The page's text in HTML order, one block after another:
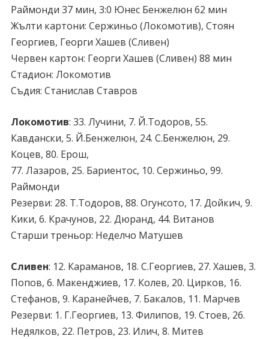
Раймонди 37 мин, 3:0 Юнес Бенжелюн 62 мин
Жълти картони: Сержиньо (Локомотив), Стоян
Георгиев, Георги Хашев (Сливен)
Червен картон: Георги Хашев (Сливен) 88 мин
Стадион: Локомотив
Съдия: Станислав Ставров
Локомотив: 33. Лучини, 7. Й.Тодоров, 55.
Кавдански, 5. Й.Бенжелюн, 24. С.Бенжелюн, 29.
Коцев, 80. Ерош,
77. Лазаров, 25. Бариентос, 10. Сержиньо, 99.
Раймонди
Резерви: 28. Т.Тодоров, 88. Огунсото, 17. Дойкич, 9.
Кики, 6. Крачунов, 22. Дюранд, 44. Витанов
Старши треньор: Неделчо Матушев
Сливен: 12. Караманов, 18. С.Георгиев, 27. Хашев, 3.
Попов, 6. Макенджиев, 17. Колев, 20. Цирков, 16.
Стефанов, 9. Каранейчев, 7. Бакалов, 11. Марчев
Резерви: 1. Г.Георгиев, 13. Филипов, 19. Стоев, 26.
Недялков, 22. Петров, 23. Илич, 8. Митев